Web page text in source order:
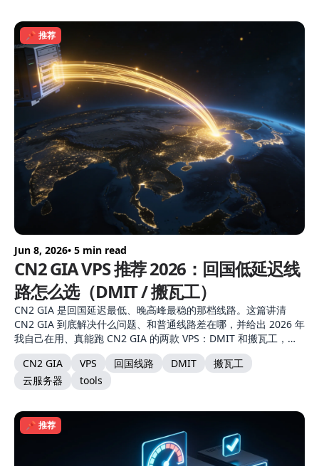
📌 推荐
Jun 8, 2026• 5 min read
CN2 GIA VPS 推荐 2026：回国低延迟线
路怎么选（DMIT / 搬瓦工）
CN2 GIA 是回国延迟最低、晚高峰最稳的那档线路。这篇讲清
CN2 GIA 到底解决什么问题、和普通线路差在哪，并给出 2026 年
我自己在用、真能跑 CN2 GIA 的两款 VPS：DMIT 和搬瓦工，附
选购建议。
CN2 GIA VPS 回国线路 DMIT
搬瓦工
云服务器
tools
📌 推荐